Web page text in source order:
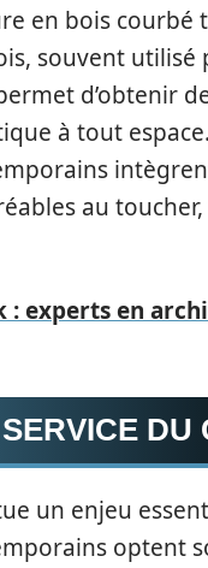
en bois
souvent
d’obtenir
à tout
au
: experts en
DU
un enjeu
optent